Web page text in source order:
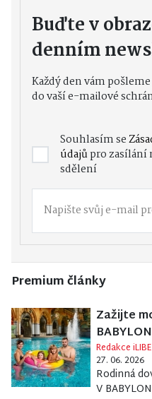
Buďte v
denním
Každý den vám
do vaší e-mailové
Souhlasím se
údajůpro zasílání
sdělení
Premium články
Zažijte
BABYLON
Redakce
27. 06. 2026
Rodinná
V